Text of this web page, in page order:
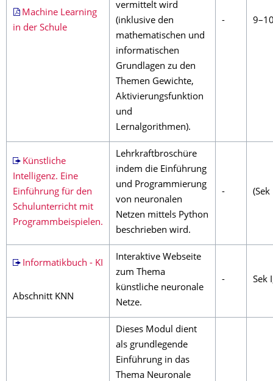
Machine Learning
in der Schule
vermittelt wird
(inklusive den
mathematischen und
informatischen
Grundlagen zu den
Themen Gewichte,
Aktivierungsfunktion
und
Lernalgorithmen).
-
Künstliche
Intelligenz. Eine
Einführung für den
Schulunterricht mit
Programmbeispielen.
Lehrkraftbroschüre
indem die Einführung
und Programmierung
von neuronalen
Netzen mittels Python
beschrieben wird.
- (Sek
Informatikbuch - KI
Abschnitt KNN
Interaktive Webseite
zum Thema
künstliche neuronale
Netze.
- Sek
Dieses Modul dient
als grundlegende
Einführung in das
Thema Neuronale